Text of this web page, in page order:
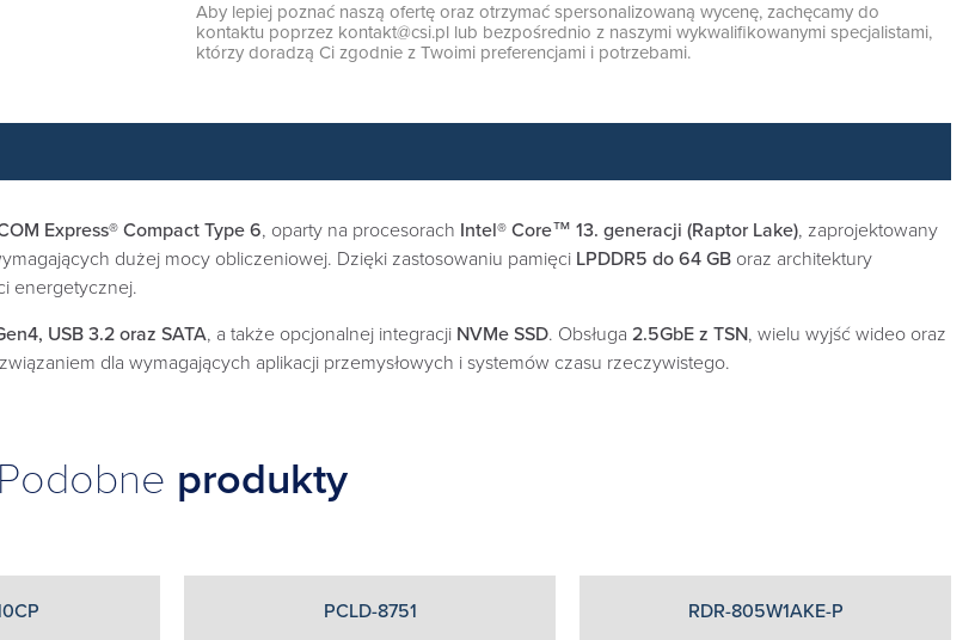
Aby lepiej poznać naszą ofertę oraz otrzymać spersonalizowaną wycenę, zachęcamy do
kontaktu poprzez kontakt@csi.pl lub bezpośrednio z naszymi wykwalifikowanymi specjalistami,
którzy doradzą Ci zgodnie z Twoimi preferencjami i potrzebami.
Express® Compact Type 6, oparty na procesorach Intel® Core™ 13. generacji (Raptor Lake), zaprojektowany
dużej mocy obliczeniowej. Dzięki zastosowaniu pamięci LPDDR5 do 64 GB oraz architektury
energetycznej.
USB 3.2 oraz SATA, a także opcjonalnej integracji NVMe SSD. Obsługa 2.5GbE z TSN, wielu wyjść wideo oraz
dla wymagających aplikacji przemysłowych i systemów czasu rzeczywistego.
Podobne produkty
PCLD-8751 RDR-805W1AKE-P